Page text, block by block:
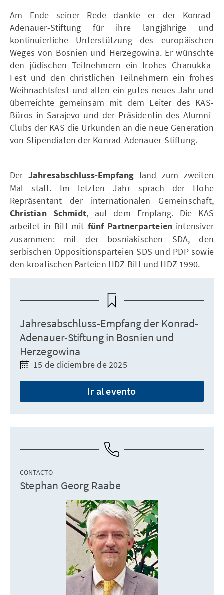
Am Ende seiner Rede dankte er der Konrad-
Adenauer-Stiftung für ihre langjährige und
kontinuierliche Unterstützung des europäischen
Weges von Bosnien und Herzegowina. Er wünschte
den jüdischen Teilnehmern ein frohes Chanukka-
Fest und den christlichen Teilnehmern ein frohes
Weihnachtsfest und allen ein gutes neues Jahr und
überreichte gemeinsam mit dem Leiter des KAS-
Büros in Sarajevo und der Präsidentin des Alumni-
Clubs der KAS die Urkunden an die neue Generation
von Stipendiaten der Konrad-Adenauer-Stiftung.
Der Jahresabschluss-Empfang fand zum zweiten
Mal statt. Im letzten Jahr sprach der Hohe
Repräsentant der internationalen Gemeinschaft,
Christian Schmidt, auf dem Empfang. Die KAS
arbeitet in BiH mit fünf Partnerparteien intensiver
zusammen: mit der bosniakischen SDA, den
serbischen Oppositionsparteien SDS und PDP sowie
den kroatischen Parteien HDZ BiH und HDZ 1990.
Jahresabschluss-Empfang der Konrad-
Adenauer-Stiftung in Bosnien und
Herzegowina
15 de diciembre de 2025
Ir al evento
CONTACTO
Stephan Georg Raabe